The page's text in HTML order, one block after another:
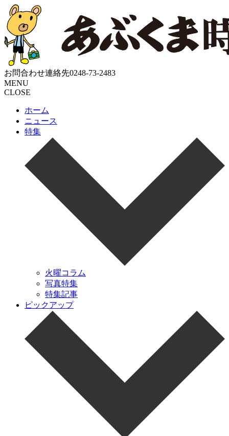
お問合わせ連絡先0248-73-2483
MENU
CLOSE
ホーム
ニュース
特集
火曜コラム
写真特集
特集記事
ピックアップ